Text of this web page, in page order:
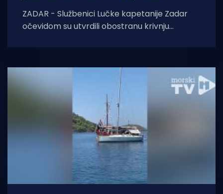
ZADAR - Službenici Lučke kapetanije Zadar
očevidom su utvrdili obostranu krivnju
Jadrolinije za pomorsku nesreću